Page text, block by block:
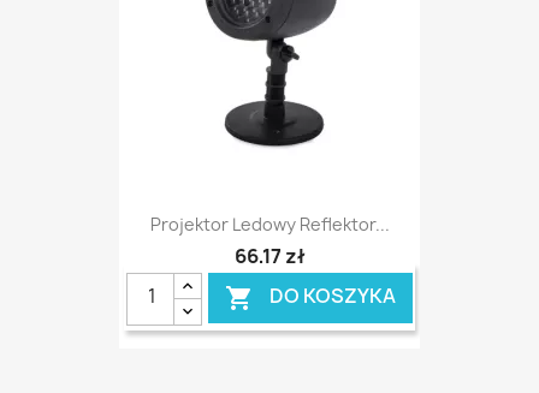
Projektor Ledowy Reflektor...
66,17 zł
 DO KOSZYKA